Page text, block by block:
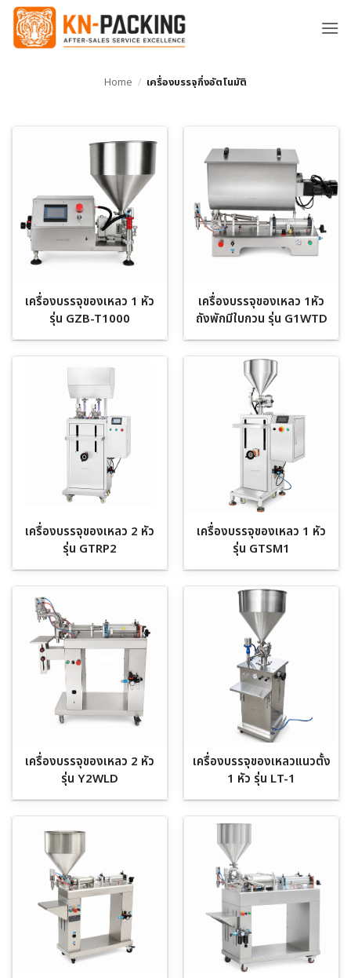
ข้าม
ยัง
Home / เครื่องบรรจุกึ่งอัตโนมัติ
เครื่องบรรจุของเหลว 1 หัว
รุ่น GZB-T1000
เครื่องบรรจุของเหลว 1หัว
ถังพักมีใบกวน รุ่น G1WTD
เครื่องบรรจุของเหลว 2 หัว
รุ่น GTRP2
เครื่องบรรจุของเหลว 1 หัว
รุ่น GTSM1
เครื่องบรรจุของเหลว 2 หัว
รุ่น Y2WLD
เครื่องบรรจุของเหลวแนวตั้ง
1 หัว รุ่น LT-1